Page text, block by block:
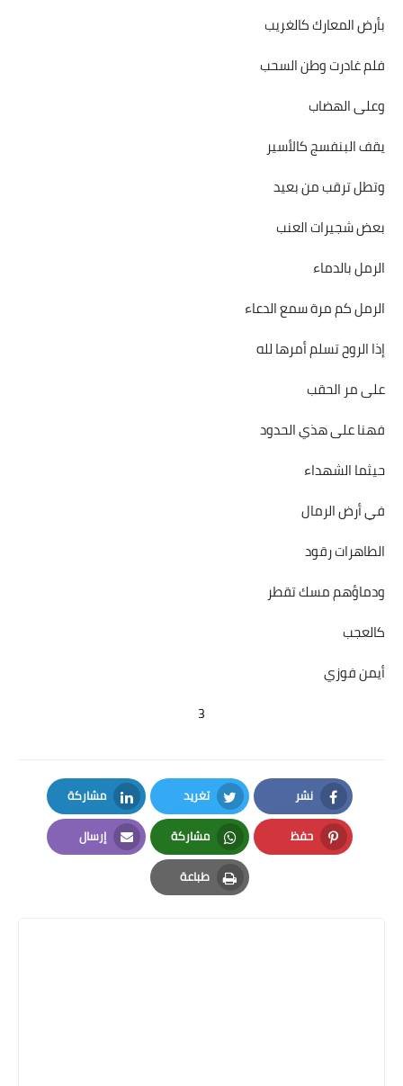
بأرض المعارك كالغريب
فلم غادرت وطن السحب
وعلى الهضاب
يقف البنفسج كالأسير
وتطل ترقب من بعيد
بعض شجيرات العنب
الرمل بالدماء
الرمل كم مرة سمع الدعاء
إذا الروح تسلم أمرها لله
على مر الحقب
فهنا على هذي الحدود
حيثما الشهداء
في أرض الرمال
الطاهرات رقود
ودماؤهم مسك تقطر
كالعجب
أيمن فوزي
3
نشر
Facebook
تغريد
Twitter
مشاركة
LinkedIn
حفظ
Pinterest
مشاركة
Whatsapp
إرسال
Email
طباعة
Print